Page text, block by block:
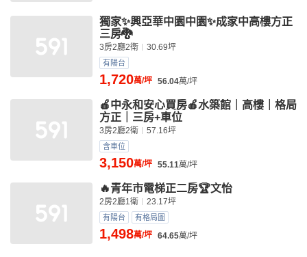
獨家✨興亞華中園中園✨成家中高樓方正
三房🐉
3房2廳2衛 30.69坪
有陽台
1,720萬/坪 56.04萬/坪
🍎中永和安心買房🍎水築館｜高樓｜格局
方正｜三房+車位
3房2廳2衛 57.16坪
含車位
3,150萬/坪 55.11萬/坪
🔥青年市電梯正二房🏆️文怡
2房2廳1衛 23.17坪
有陽台 有格局圖
1,498萬/坪 64.65萬/坪